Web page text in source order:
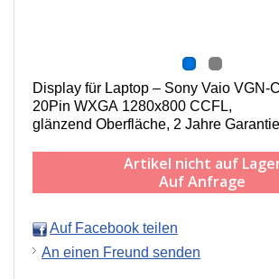
Display für Laptop – Sony Vaio VGN-
20Pin WXGA 1280x800 CCFL,
g länzend Oberfläche, 2 Jahre Garantie
Artikel nicht auf
Auf Anfrage
Auf Facebook teilen
An einen Freund senden